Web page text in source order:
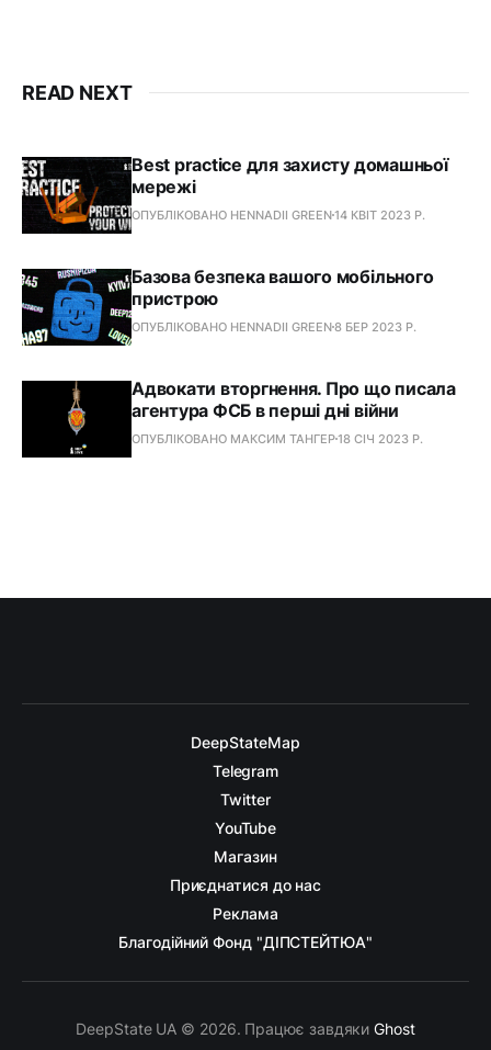
READ NEXT
Best practice для захисту домашньої
мережі
ОПУБЛІКОВАНО HENNADII GREEN14 КВІТ 2023 Р.
Базова безпека вашого мобільного
пристрою
ОПУБЛІКОВАНО HENNADII GREEN8 БЕР 2023 Р.
Адвокати вторгнення. Про що писала
агентура ФСБ в перші дні війни
ОПУБЛІКОВАНО МАКСИМ ТАНГЕР18 СІЧ 2023 Р.
DeepStateMap
Telegram
Twitter
YouTube
Магазин
Приєднатися до нас
Реклама
Благодійний Фонд "ДІПСТЕЙТЮА"
DeepState UA © 2026. Працює завдякиGhost